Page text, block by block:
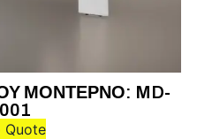
ΜΟΝΤΕΡΝΟ: MD-
Quote